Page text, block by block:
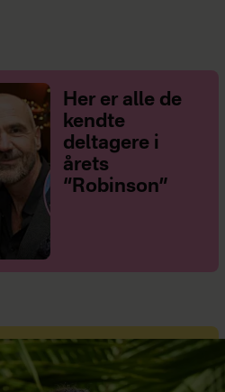
Her er alle de
kendte
deltagere i
årets
“Robinson”